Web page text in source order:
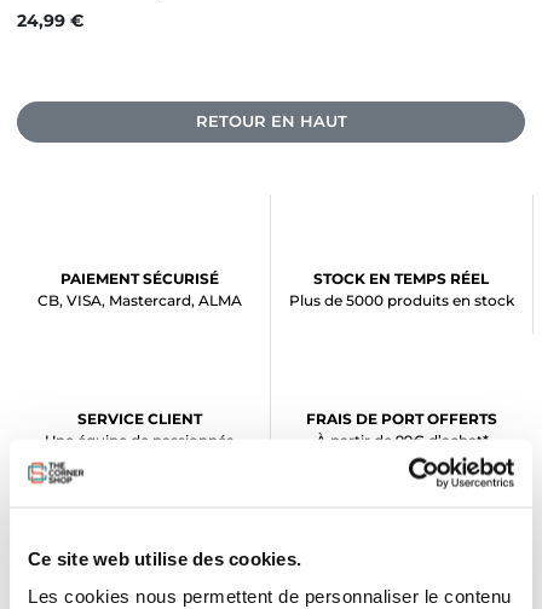
Ce site web utilise des cookies.
Les cookies nous permettent de personnaliser le contenu
Prix
24,99 €
RETOUR EN HAUT
PAIEMENT SÉCURISÉ
CB, VISA, Mastercard, ALMA
STOCK EN TEMPS RÉEL
Plus de 5000 produits en stock
SERVICE CLIENT
Une équipe de passionnés
FRAIS DE PORT OFFERTS
À partir de 99€ d’achat*